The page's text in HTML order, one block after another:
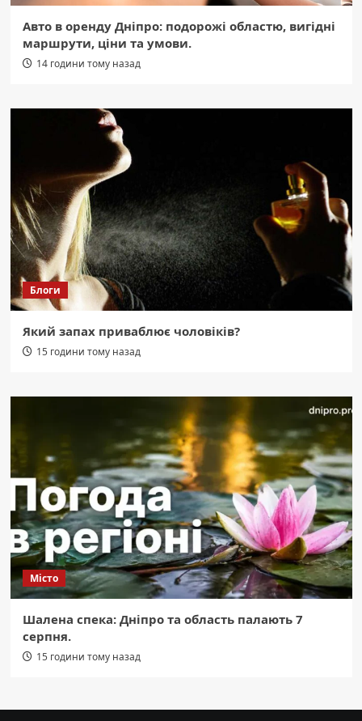
Авто в оренду Дніпро: подорожі областю, вигідні
маршрути, ціни та умови.
14 години тому назад
Блоги
Який запах приваблює чоловіків?
15 години тому назад
Місто
Шалена спека: Дніпро та область палають 7
серпня.
15 години тому назад